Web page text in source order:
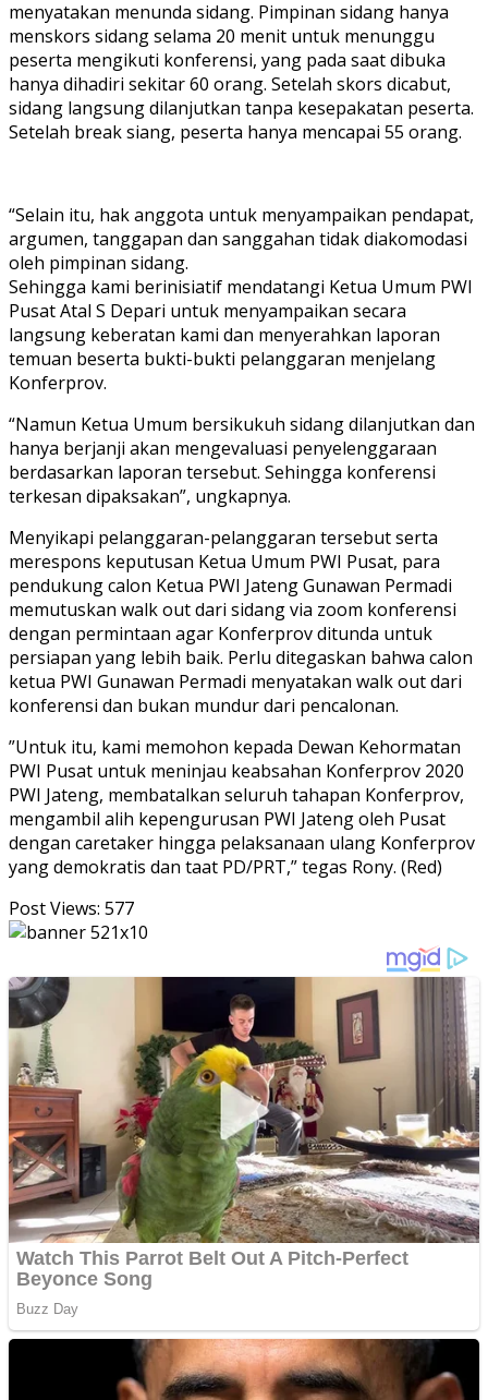
menyatakan menunda sidang. Pimpinan sidang hanya
menskors sidang selama 20 menit untuk menunggu
peserta mengikuti konferensi, yang pada saat dibuka
hanya dihadiri sekitar 60 orang. Setelah skors dicabut,
sidang langsung dilanjutkan tanpa kesepakatan peserta.
Setelah break siang, peserta hanya mencapai 55 orang.
“Selain itu, hak anggota untuk menyampaikan pendapat,
argumen, tanggapan dan sanggahan tidak diakomodasi
oleh pimpinan sidang.
Sehingga kami berinisiatif mendatangi Ketua Umum PWI
Pusat Atal S Depari untuk menyampaikan secara
langsung keberatan kami dan menyerahkan laporan
temuan beserta bukti-bukti pelanggaran menjelang
Konferprov.
“Namun Ketua Umum bersikukuh sidang dilanjutkan dan
hanya berjanji akan mengevaluasi penyelenggaraan
berdasarkan laporan tersebut. Sehingga konferensi
terkesan dipaksakan”, ungkapnya.
Menyikapi pelanggaran-pelanggaran tersebut serta
merespons keputusan Ketua Umum PWI Pusat, para
pendukung calon Ketua PWI Jateng Gunawan Permadi
memutuskan walk out dari sidang via zoom konferensi
dengan permintaan agar Konferprov ditunda untuk
persiapan yang lebih baik. Perlu ditegaskan bahwa calon
ketua PWI Gunawan Permadi menyatakan walk out dari
konferensi dan bukan mundur dari pencalonan.
”Untuk itu, kami memohon kepada Dewan Kehormatan
PWI Pusat untuk meninjau keabsahan Konferprov 2020
PWI Jateng, membatalkan seluruh tahapan Konferprov,
mengambil alih kepengurusan PWI Jateng oleh Pusat
dengan caretaker hingga pelaksanaan ulang Konferprov
yang demokratis dan taat PD/PRT,” tegas Rony. (Red)
Post Views: 577